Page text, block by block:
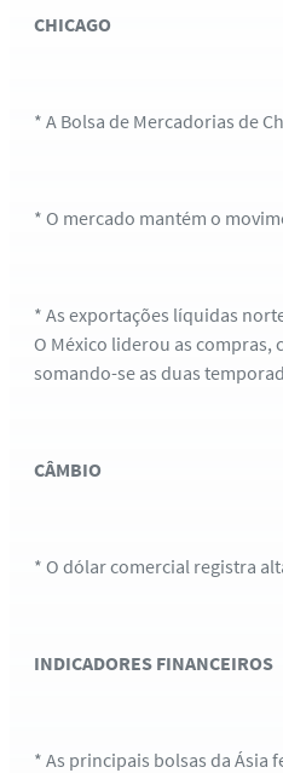
CHICAGO
* A Bolsa de Mercadorias de
* O mercado mantém o
* As exportações líquidas
O México liderou as compras,
somando-se as duas
CÂMBIO
* O dólar comercial registra
INDICADORES FINANCEIROS
* As principais bolsas da Ásia